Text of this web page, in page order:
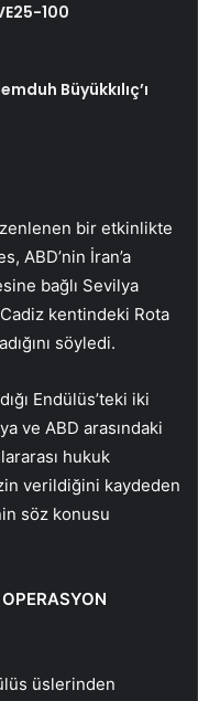
100
Büyükkılıç’ı
bir etkinlikte
ABD’nin İran’a
bağlı Sevilya
kentindeki Rota
söyledi.
Endülüs’teki iki
ve ABD arasındaki
hukuk
verildiğini kaydeden
söz konusu
üslerinden